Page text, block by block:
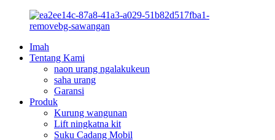
Imah
Tentang Kami
naon urang ngalakukeun
saha urang
Garansi
Produk
Kurung wangunan
Lift ningkatna kit
Suku Cadang Mobil